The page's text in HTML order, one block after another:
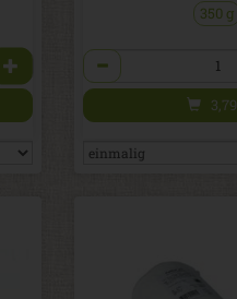
350 g
Anzahl
3,79